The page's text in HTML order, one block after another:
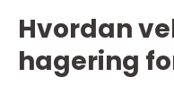
Hvordan
hagering